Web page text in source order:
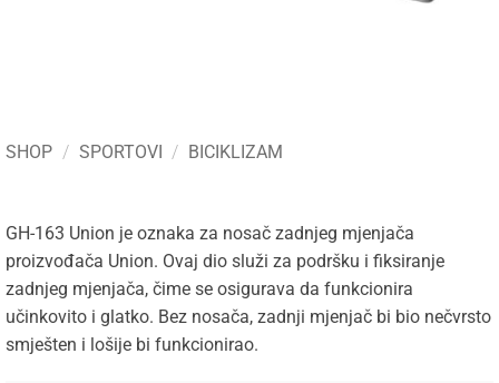
SHOP / SPORTOVI / BICIKLIZAM
GH-163 Union je oznaka za nosač zadnjeg mjenjača
proizvođača Union. Ovaj dio služi za podršku i fiksiranje
zadnjeg mjenjača, čime se osigurava da funkcionira
učinkovito i glatko. Bez nosača, zadnji mjenjač bi bio nečvrsto
smješten i lošije bi funkcionirao.